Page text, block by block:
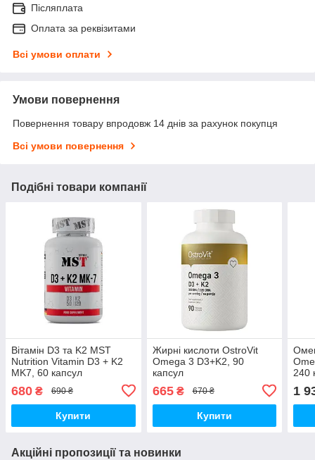
Післяплата
Оплата за реквізитами
Всі умови оплати
Умови повернення
Повернення товару впродовж 14 днів за рахунок покупця
Всі умови повернення
Подібні товари компанії
Вітамін D3 та K2 MST
Nutrition Vitamin D3 + K2
MK7, 60 капсул
680 ₴ 690 ₴
Купити
Жирні кислоти OstroVit
Omega 3 D3+K2, 90
капсул
665₴ 670 ₴
Купити
240
1
Акційні пропозиції та новинки